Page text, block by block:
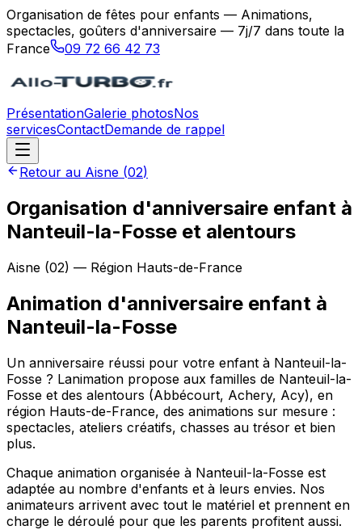
Organisation de fêtes pour enfants — Animations,
spectacles, goûters d'anniversaire — 7j/7 dans toute la
France
09 72 66 42 73
PrésentationGalerie photosNos
servicesContactDemande de rappel
Retour au Aisne (02)
Organisation d'anniversaire enfant à
Nanteuil-la-Fosse et alentours
Aisne (02) — Région Hauts-de-France
Animation d'anniversaire enfant à
Nanteuil-la-Fosse
Un anniversaire réussi pour votre enfant à Nanteuil-la-
Fosse ? Lanimation propose aux familles de Nanteuil-la-
Fosse et des alentours (Abbécourt, Achery, Acy), en
région Hauts-de-France, des animations sur mesure :
spectacles, ateliers créatifs, chasses au trésor et bien
plus.
Chaque animation organisée à Nanteuil-la-Fosse est
adaptée au nombre d'enfants et à leurs envies. Nos
animateurs arrivent avec tout le matériel et prennent en
charge le déroulé pour que les parents profitent aussi.